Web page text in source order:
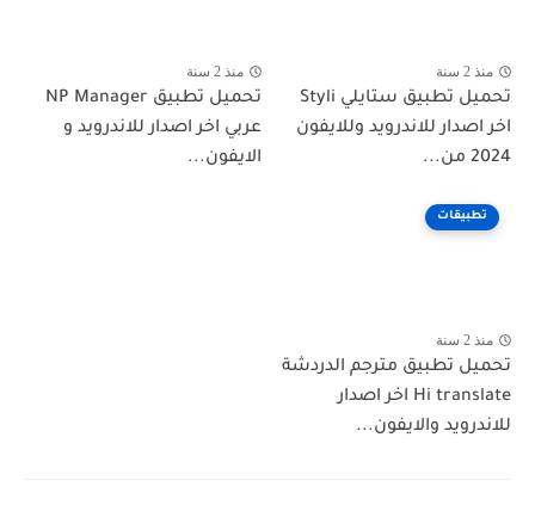
منذ 2 سنة
تحميل تطبيق ستايلي Styli
اخر اصدار للاندرويد وللايفون
2024 من...
منذ 2 سنة
تحميل تطبيق NP Manager
عربي اخر اصدار للاندرويد و
الايفون...
تطبيقات
منذ 2 سنة
تحميل تطبيق مترجم الدردشة
Hi translate اخر اصدار
للاندرويد والايفون...